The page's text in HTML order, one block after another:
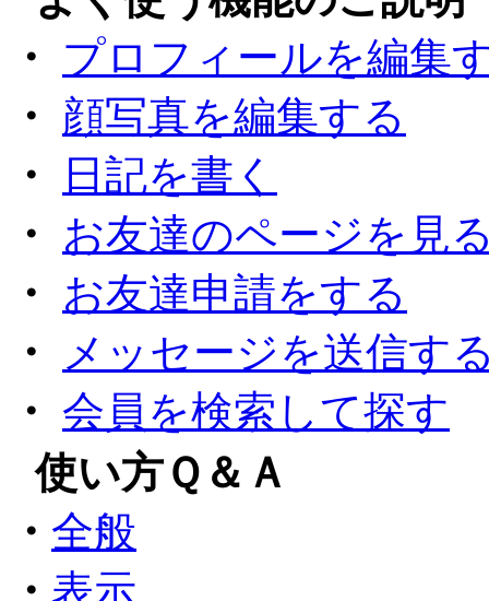
・
プロフィールを編集
・
顔写真を編集する
・
日記を書く
・
お友達のページを見
・
お友達申請をする
・
メッセージを送信す
・ 会員を検索して探す
●使い方Ｑ＆Ａ
・ 全般
・ 表示